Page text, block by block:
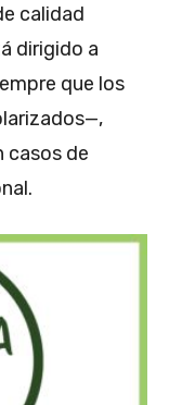
calidad
dirigido a
que los
casos de